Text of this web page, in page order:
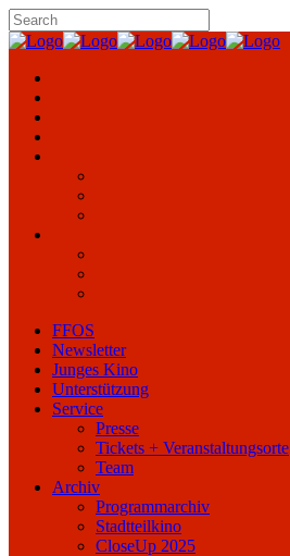
FFOS
Newsletter
Junges Kino
Unterstützung
Service
Presse
Tickets + Veranstaltungsorte
Team
Archiv
Programmarchiv
Stadtteilkino
CloseUp 2025